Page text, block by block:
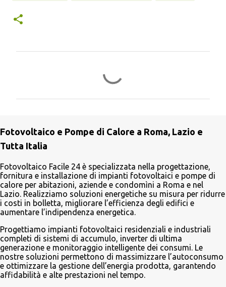
n
t
i
Fotovoltaico e Pompe di Calore a Roma, Lazio e
Tutta Italia
Fotovoltaico Facile 24 è specializzata nella progettazione,
fornitura e installazione di impianti fotovoltaici e pompe di
calore per abitazioni, aziende e condomìni a Roma e nel
Lazio. Realizziamo soluzioni energetiche su misura per ridurre
i costi in bolletta, migliorare l’efficienza degli edifici e
aumentare l’indipendenza energetica.
Progettiamo impianti fotovoltaici residenziali e industriali
completi di sistemi di accumulo, inverter di ultima
generazione e monitoraggio intelligente dei consumi. Le
nostre soluzioni permettono di massimizzare l’autoconsumo
e ottimizzare la gestione dell’energia prodotta, garantendo
affidabilità e alte prestazioni nel tempo.